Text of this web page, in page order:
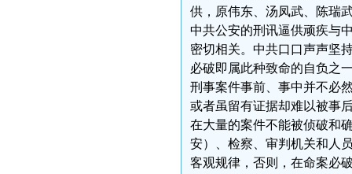
供，原伟东、汤凤武、陈瑞
中共公安的刑讯逼供顽疾与
密切相关。中共口口声声坚
必破即属此种致命的自负之
刑事案件事前、事中并不必
或者虽留有证据却难以被事
在大量的案件不能被侦破和
安）、检察、审判机关和人
客观规律，否则，在命案必